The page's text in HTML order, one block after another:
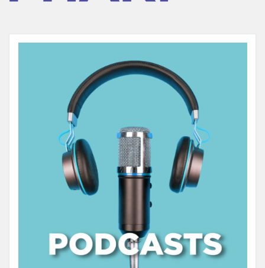
cette note, adressée aux ministres concernés, jointe
organisations syndicales un premier document de
travail pour arrêter la liste des DH de classe normale
promouvables. Le SYNCASS-CFDT a eu des contacts
avec de nombreux collègues, ce qui a permis
notamment d’identifier des omissions de DH
remplissant les conditions de mobilité. Il est encore
possible de rattraper des oublis. Le SYNCASS-CFDT
reste à votre disposition si vous souhaitez faire le
point sur votre dossier, si vous avez un doute ou si
vous souhaitez un éclairage sur les enjeux de votre
évaluation 2025.